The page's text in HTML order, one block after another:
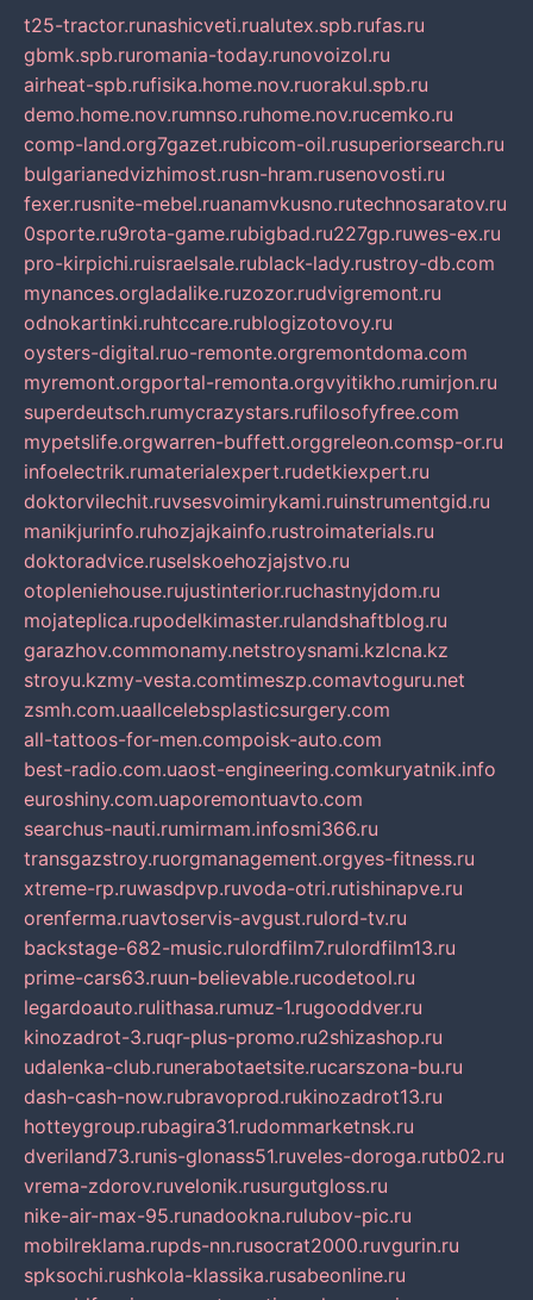
t25-tractor.runashicveti.rualutex.spb.rufas.ru
gbmk.spb.ruromania-today.runovoizol.ru
airheat-spb.rufisika.home.nov.ruorakul.spb.ru
demo.home.nov.rumnso.ruhome.nov.rucemko.ru
comp-land.org7gazet.rubicom-oil.rusuperiorsearch.ru
bulgarianedvizhimost.rusn-hram.rusenovosti.ru
fexer.rusnite-mebel.ruanamvkusno.rutechnosaratov.ru
0sporte.ru9rota-game.rubigbad.ru227gp.ruwes-ex.ru
pro-kirpichi.ruisraelsale.rublack-lady.rustroy-db.com
mynances.orgladalike.ruzozor.rudvigremont.ru
odnokartinki.ruhtccare.rublogizotovoy.ru
oysters-digital.ruo-remonte.orgremontdoma.com
myremont.orgportal-remonta.orgvyitikho.rumirjon.ru
superdeutsch.rumycrazystars.rufilosofyfree.com
mypetslife.orgwarren-buffett.orggreleon.comsp-or.ru
infoelectrik.rumaterialexpert.rudetkiexpert.ru
doktorvilechit.ruvsesvoimirykami.ruinstrumentgid.ru
manikjurinfo.ruhozjajkainfo.rustroimaterials.ru
doktoradvice.ruselskoehozjajstvo.ru
otopleniehouse.rujustinterior.ruchastnyjdom.ru
mojateplica.rupodelkimaster.rulandshaftblog.ru
garazhov.commonamy.netstroysnami.kzlcna.kz
stroyu.kzmy-vesta.comtimeszp.comavtoguru.net
zsmh.com.uaallcelebsplasticsurgery.com
all-tattoos-for-men.compoisk-auto.com
best-radio.com.uaost-engineering.comkuryatnik.info
euroshiny.com.uaporemontuavto.com
searchus-nauti.rumirmam.infosmi366.ru
transgazstroy.ruorgmanagement.orgyes-fitness.ru
xtreme-rp.ruwasdpvp.ruvoda-otri.rutishinapve.ru
orenferma.ruavtoservis-avgust.rulord-tv.ru
backstage-682-music.rulordfilm7.rulordfilm13.ru
prime-cars63.ruun-believable.rucodetool.ru
legardoauto.rulithasa.rumuz-1.rugooddver.ru
kinozadrot-3.ruqr-plus-promo.ru2shizashop.ru
udalenka-club.runerabotaetsite.rucarszona-bu.ru
dash-cash-now.rubravoprod.rukinozadrot13.ru
hotteygroup.rubagira31.rudommarketnsk.ru
dveriland73.runis-glonass51.ruveles-doroga.rutb02.ru
vrema-zdorov.ruvelonik.rusurgutgloss.ru
nike-air-max-95.runadookna.rulubov-pic.ru
mobilreklama.rupds-nn.rusocrat2000.ruvgurin.ru
spksochi.rushkola-klassika.rusabeonline.ru